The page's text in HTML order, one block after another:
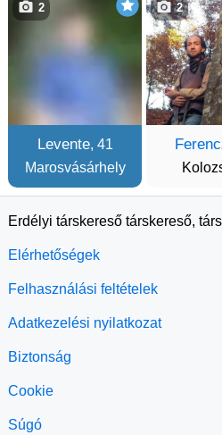
Levente, 41
Marosvásárhely
2 2
Erdélyi társkereső társkereső,
Elérhetőségek
Felhasználási feltételek
Adatkezelési nyilatkozat
Biztonság
Cookie
Súgó